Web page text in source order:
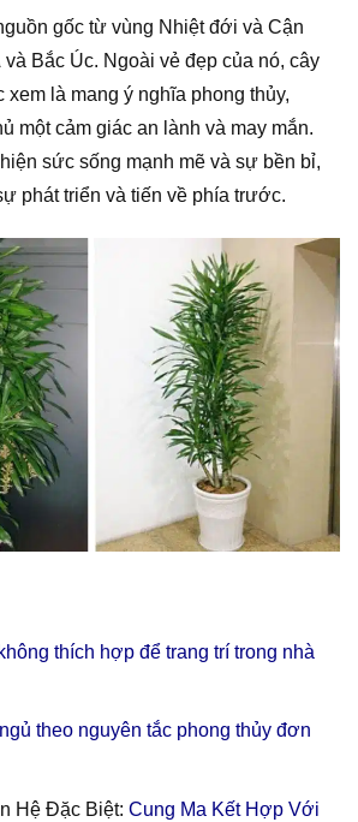
gốc từ vùng Nhiệt đới và Cận
Bắc Úc. Ngoài vẻ đẹp của nó, cây
là mang ý nghĩa phong thủy,
một cảm giác an lành và may mắn.
sức sống mạnh mẽ và sự bền bỉ,
phát triển và tiến về phía trước.
thích hợp để trang trí trong nhà
theo nguyên tắc phong thủy đơn
Hệ Đặc Biệt: Cung Ma Kết Hợp Với